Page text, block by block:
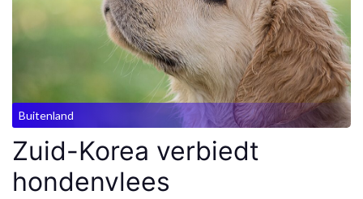
Buitenland
Zuid-Korea verbiedt
hondenvlees